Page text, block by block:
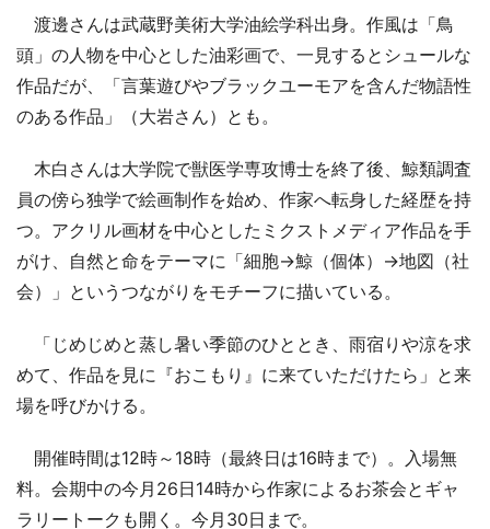
渡邊さんは武蔵野美術大学油絵学科出身。作風は「鳥
頭」の人物を中心とした油彩画で、一見するとシュールな
作品だが、「言葉遊びやブラックユーモアを含んだ物語性
のある作品」（大岩さん）とも。
木白さんは大学院で獣医学専攻博士を終了後、鯨類調査
員の傍ら独学で絵画制作を始め、作家へ転身した経歴を持
つ。アクリル画材を中心としたミクストメディア作品を手
がけ、自然と命をテーマに「細胞→鯨（個体）→地図（社
会）」というつながりをモチーフに描いている。
「じめじめと蒸し暑い季節のひととき、雨宿りや涼を求
めて、作品を見に『おこもり』に来ていただけたら」と来
場を呼びかける。
開催時間は12時～18時（最終日は16時まで）。入場無
料。会期中の今月26日14時から作家によるお茶会とギャ
ラリートークも開く。今月30日まで。